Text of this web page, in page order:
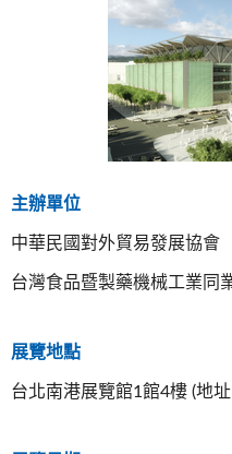
主辦單位
中華民國對外貿易發展協會
台灣食品暨製藥機械工業同
展覽地點
台北南港展覽館1館4樓 (地